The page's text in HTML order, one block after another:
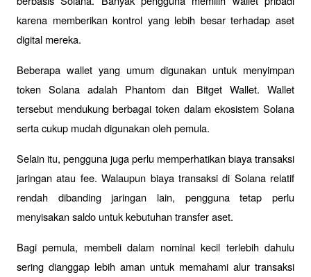
karena memberikan kontrol yang lebih besar terhadap aset
digital mereka.
Beberapa wallet yang umum digunakan untuk menyimpan
token Solana adalah Phantom dan Bitget Wallet. Wallet
tersebut mendukung berbagai token dalam ekosistem Solana
serta cukup mudah digunakan oleh pemula.
Selain itu, pengguna juga perlu memperhatikan biaya transaksi
jaringan atau fee. Walaupun biaya transaksi di Solana relatif
rendah dibanding jaringan lain, pengguna tetap perlu
menyisakan saldo untuk kebutuhan transfer aset.
Bagi pemula, membeli dalam nominal kecil terlebih dahulu
sering dianggap lebih aman untuk memahami alur transaksi